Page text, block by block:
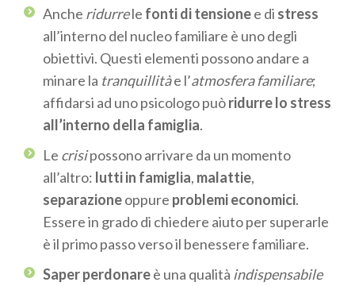
Anche ridurrele fonti di tensionee di stress
all’interno del nucleo familiare è uno degli
obiettivi. Questi elementi possono andare a
minare la tranquillitàe l’atmosfera familiare;
affidarsi ad uno psicologo puòridurre lo stress
all’interno della famiglia.
Le crisipossono arrivare da un momento
all’altro: lutti in famiglia, malattie,
separazioneoppure problemi economici.
Essere in grado di chiedere aiuto per superarle
è il primo passo verso il benessere familiare.
Saper perdonareè una qualità indispensabile